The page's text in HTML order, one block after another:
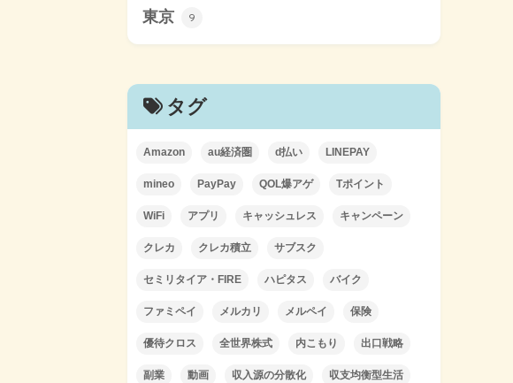
東京 9
タグ
Amazon au経済圏 d払い LINEPAY
mineo PayPay QOL爆アゲ Tポイント
WiFi アプリ キャッシュレス キャンペーン
クレカ クレカ積立 サブスク
セミリタイア・FIRE ハピタス バイク
ファミペイ メルカリ メルペイ 保険
優待クロス 全世界株式 内こもり 出口戦略
副業 動画 収入源の分散化 収支均衡型生活